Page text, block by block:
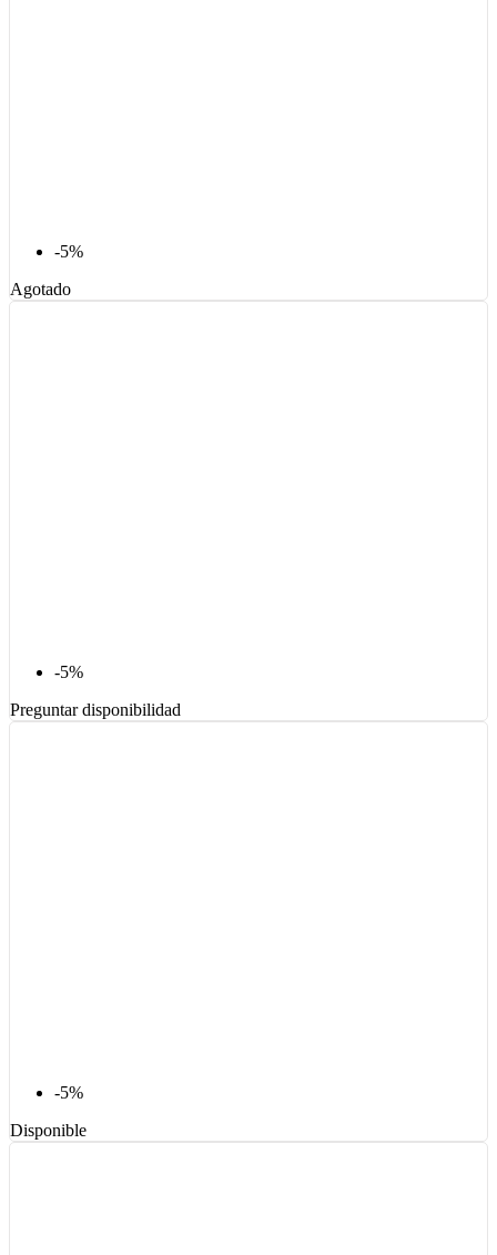
-5%
Agotado
-5%
Preguntar disponibilidad
-5%
Disponible